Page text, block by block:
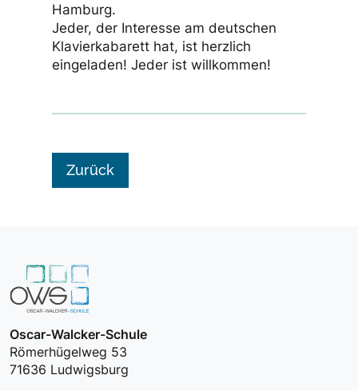
Hamburg.
Jeder, der Interesse am deutschen
Klavierkabarett hat, ist herzlich
eingeladen! Jeder ist willkommen!
Zurück
Oscar-Walcker-Schule
Römerhügelweg 53
71636 Ludwigsburg